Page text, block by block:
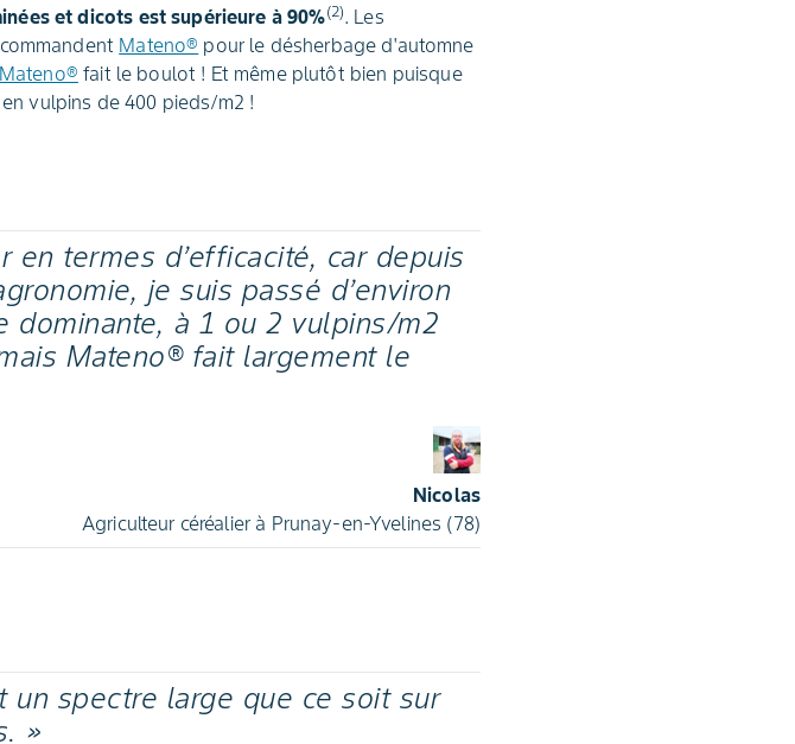
et dicots est supérieure à 90%(2). Les
Mateno® pour le désherbage d'automne
Mateno® fait le boulot ! Et même plutôt bien puisque
vulpins de 400 pieds/m2 !
en termes d’efficacité, car depuis
je suis passé d’environ
dominante, à 1 ou 2 vulpins/m2
Mateno® fait largement le
Nicolas
Agriculteur céréalier à Prunay-en-Yvelines (78)
spectre large que ce soit sur
»